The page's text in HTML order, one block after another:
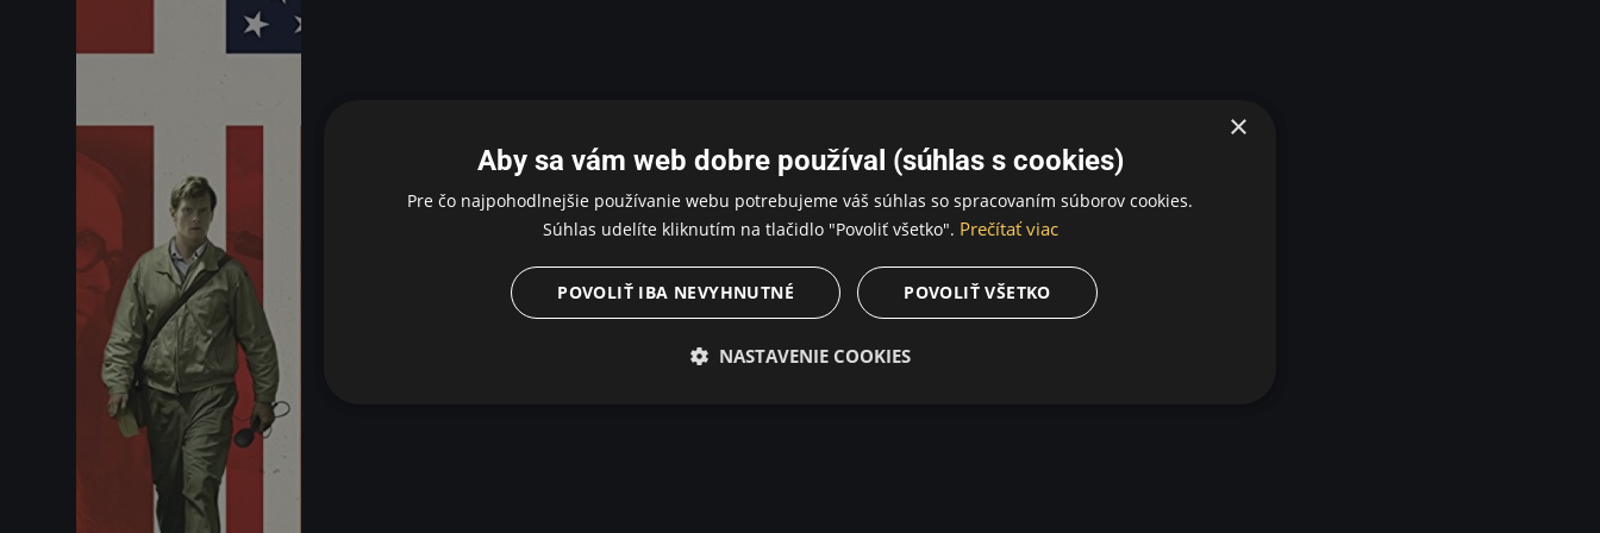
×
Aby sa vám web dobre používal (súhlas s cookies)
Pre čo najpohodlnejšie používanie webu potrebujeme váš súhlas so spracovaním súborov cookies.
Súhlas udelíte kliknutím na tlačidlo "Povoliť všetko". Prečítať viac
POVOLIŤ VŠETKO
POVOLIŤ IBA NEVYHNUTNÉ
NASTAVENIE COOKIES